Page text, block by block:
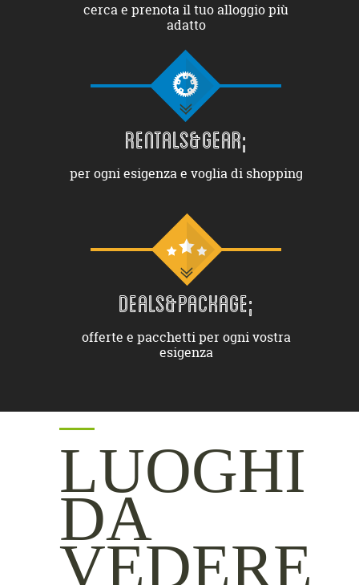
cerca e prenota il tuo alloggio più
adatto
RENTALS&GEAR;
per ogni esigenza e voglia di shopping
DEALS&PACKAGE;
offerte e pacchetti per ogni vostra
esigenza
LUOGHI
DA
VEDERE